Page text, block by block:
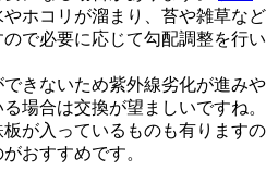
ホコリが溜まり、苔や雑草など
で必要に応じて勾配調整を行い
きないため紫外線劣化が進みや
場合は交換が望ましいですね。
が入っているものも有りますの
おすすめです。